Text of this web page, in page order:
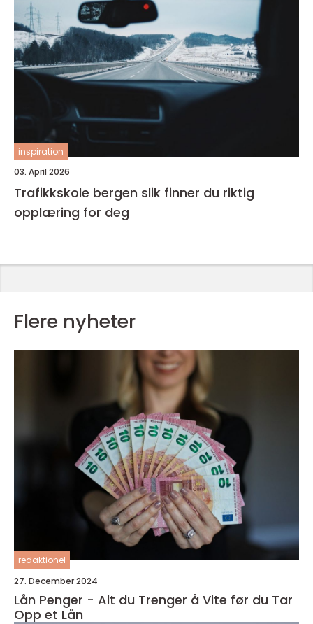
inspiration
03. April 2026
Trafikkskole bergen slik finner du riktig
opplæring for deg
Flere nyheter
redaktionel
27. December 2024
Lån Penger - Alt du Trenger å Vite før du Tar
Opp et Lån